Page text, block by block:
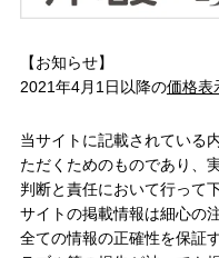
【お知らせ】
2021年4月1日以降の価格表
当サイトに記載されている
ただくためのものであり、
判断と責任において行って
サイトの掲載情報は細心の
全ての情報の正確性を保証